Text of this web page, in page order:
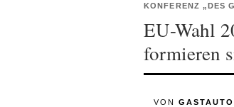
KONFERENZ „DES
EU-Wahl
formieren
VON